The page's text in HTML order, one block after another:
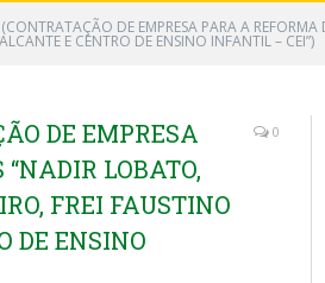
DE EMPRESA PARA A
E CENTRO DE ENSINO INFANTIL – CEI”)
DE EMPRESA
LOBATO,
FREI FAUSTINO
DE ENSINO
0